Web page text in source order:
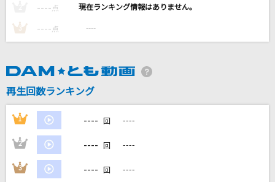
YOURNESS
Mr.Children
テレパシー
M!LK
缶ビール
みゆな
---- 点 ----
3 ---- 点 ----
再生回数ランキング
1 ---- 回 ----
2 ---- 回 ----
3 ---- 回 ----